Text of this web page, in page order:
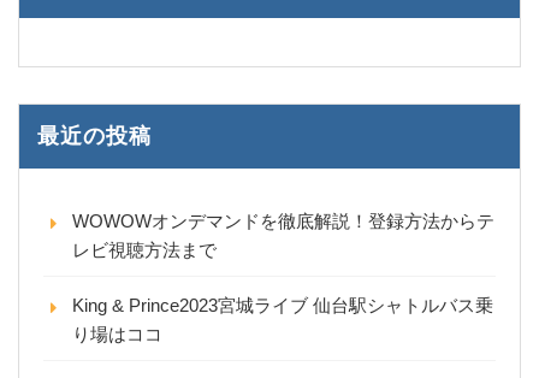
最近の投稿
WOWOWオンデマンドを徹底解説！登録方法からテ
レビ視聴方法まで
King & Prince2023宮城ライブ 仙台駅シャトルバス乗
り場はココ